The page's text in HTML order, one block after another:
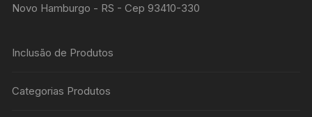
Novo Hamburgo - RS - Cep 93410-330
Inclusão de Produtos
Categorias Produtos